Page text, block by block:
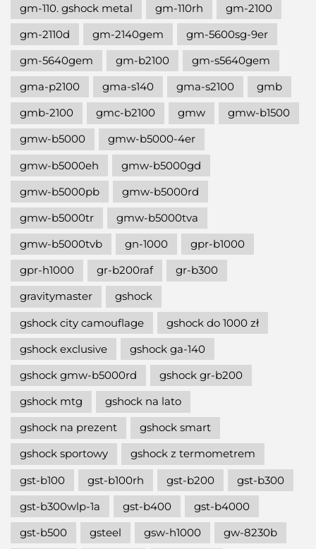
gm-110. gshock metal
gm-110rh
gm-2100
gm-2110d
gm-2140gem
gm-5600sg-9er
gm-5640gem
gm-b2100
gm-s5640gem
gma-p2100
gma-s140 gma-s2100
gmb
gmb-2100
gmc-b2100 gmw
gmw-b1500
gmw-b5000
gmw-b5000-4er
gmw-b5000eh
gmw-b5000gd
gmw-b5000pb
gmw-b5000rd
gmw-b5000tr
gmw-b5000tva
gmw-b5000tvb
gn-1000
gpr-b1000
gpr-h1000
gr-b200raf
gr-b300
gravitymaster
gshock
gshock city camouflage
gshock do 1000 zł
gshock exclusive
gshock ga-140
gshock gmw-b5000rd
gshock gr-b200
gshock mtg
gshock na lato
gshock na prezent
gshock smart
gshock sportowy
gshock z termometrem
gst-b100
gst-b100rh gst-b200
gst-b300
gst-b300wlp-1a
gst-b400
gst-b4000
gst-b500
gsteel gsw-h1000
gw-8230b